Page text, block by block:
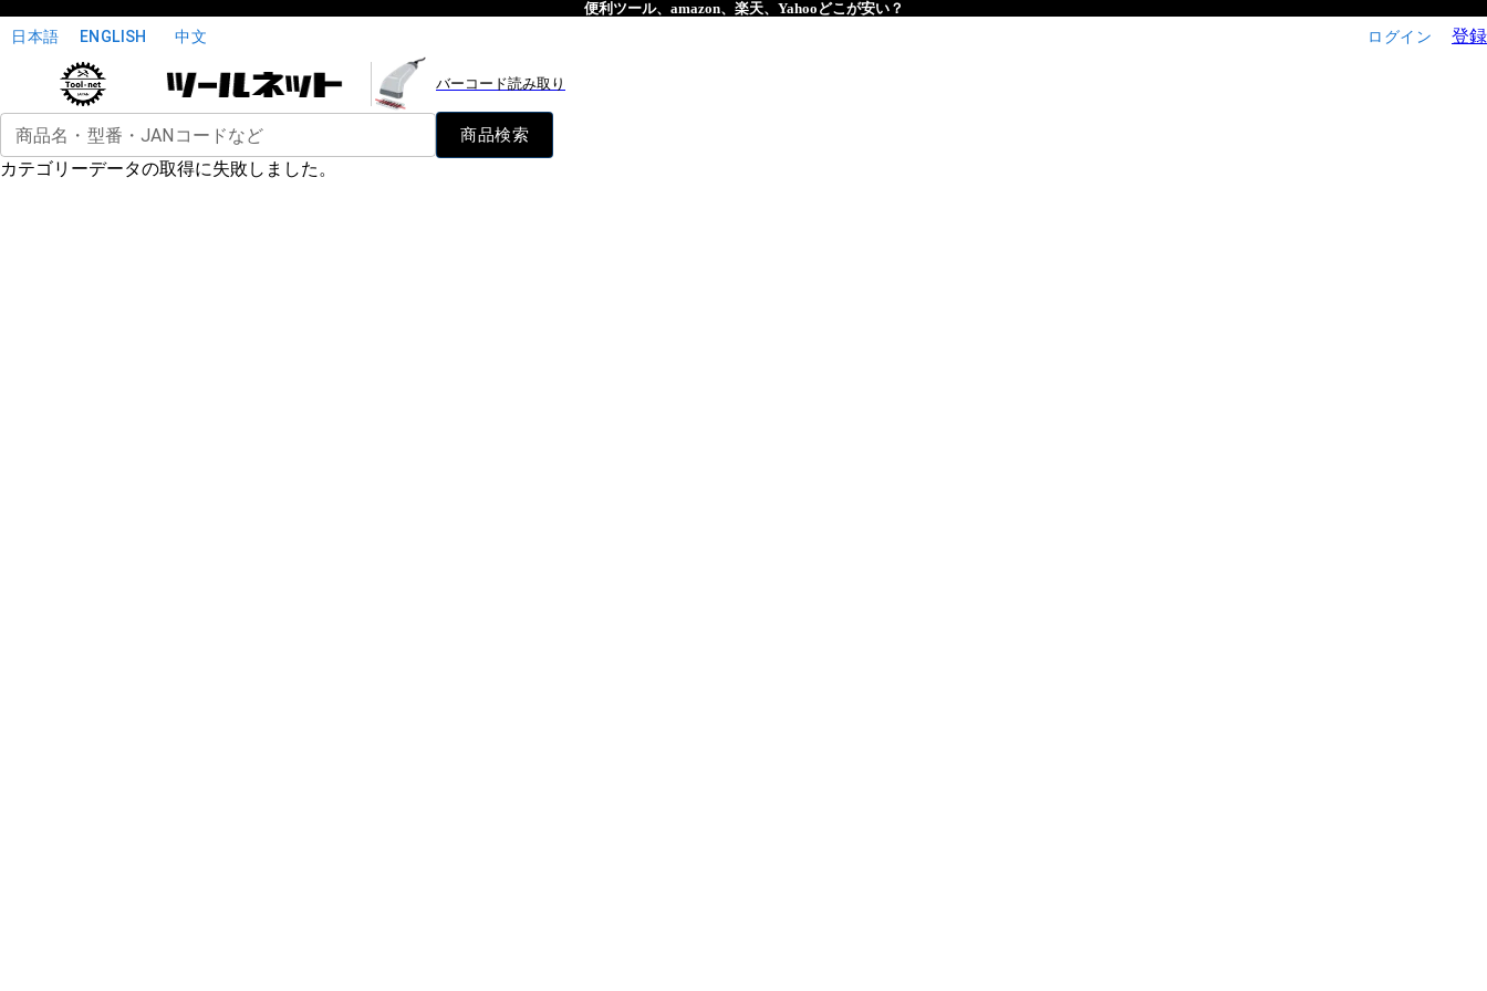
便利ツール、amazon、楽天、Yahooどこが安い？
日本語 ENGLISH 中文 ログイン 登録
バーコード読み取り
商品名・型番・JANコードなど 商品検索
カテゴリーデータの取得に失敗しました。